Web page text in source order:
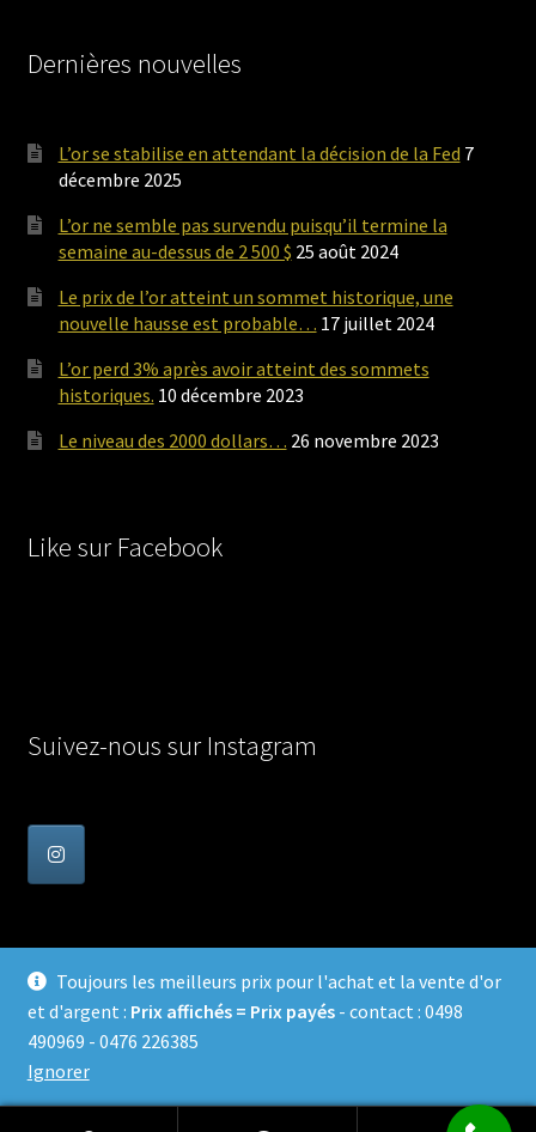
Toujours les meilleurs prix pour l'achat et la vente d'or
et d'argent : Prix affichés = Prix payés- contact : 0498
490969 - 0476 226385
Ignorer
Dernières nouvelles
L’or se stabilise en attendant la décision de la Fed 7
décembre 2025
L’or ne semble pas survendu puisqu’il termine la
semaine au-dessus de 2 500 $ 25 août 2024
Le prix de l’or atteint un sommet historique, une
nouvelle hausse est probable… 17 juillet 2024
L’or perd 3% après avoir atteint des sommets
historiques. 10 décembre 2023
Le niveau des 2000 dollars… 26 novembre 2023
Like sur Facebook
Suivez-nous sur Instagram
© Achat Or en Belgique 2026
Confidentialité
Built with WooCommerce